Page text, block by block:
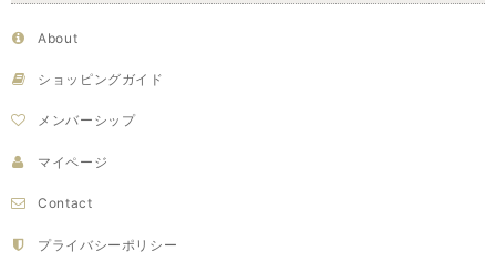
About
ショッピングガイド
メンバーシップ
マイページ
Contact
プライバシーポリシー